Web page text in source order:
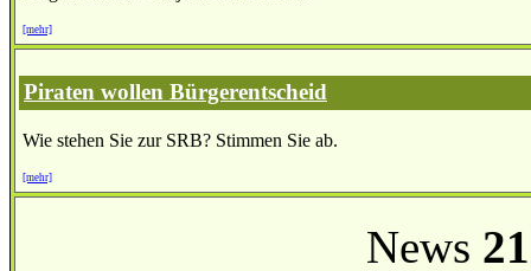
[mehr]
Piraten wollen Bürgerentscheid
Wie stehen Sie zur SRB? Stimmen Sie ab.
[mehr]
News